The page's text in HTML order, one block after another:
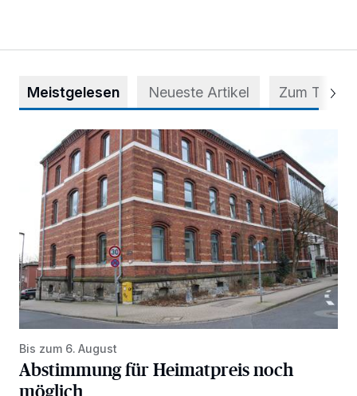
Meistgelesen Neueste Artikel Zum Thema
Abstimmung für Heimatpreis noch möglich
Bis zum 6. August
Abstimmung für Heimatpreis noch
möglich